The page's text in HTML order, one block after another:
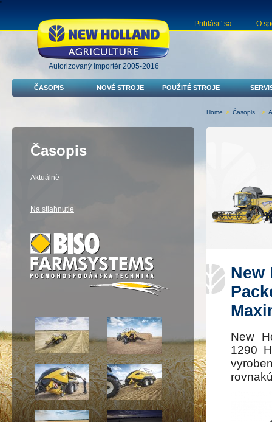
"
Autorizovaný importér 2005-2016
Prihlásiť sa O
ČASOPIS NOVÉ STROJE POUŽITÉ STROJE
Home > Časopis >
New
New
1290
Časopis
Aktuálně
Na stiahnutie